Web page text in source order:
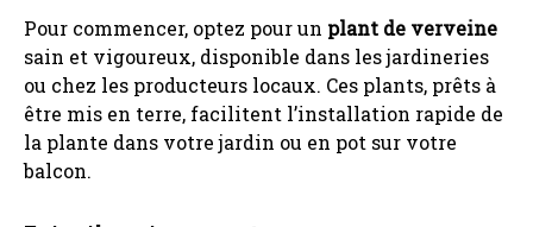
Pour commencer, optez pour un plant de verveine
sain et vigoureux, disponible dans les jardineries
ou chez les producteurs locaux. Ces plants, prêts à
être mis en terre, facilitent l’installation rapide de
la plante dans votre jardin ou en pot sur votre
balcon.